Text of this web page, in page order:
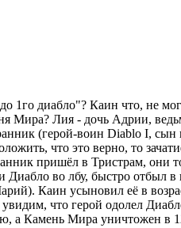
1го диабло"? Каин что, не
Мира? Лия - дочь Адрии,
(герой-воин Diablo I, сын
что это верно, то
пришёл в Тристрам, они
во лбу, быстро отбыл в
Каин усыновил её в
что герой одолел
а Камень Мира уничтожен в